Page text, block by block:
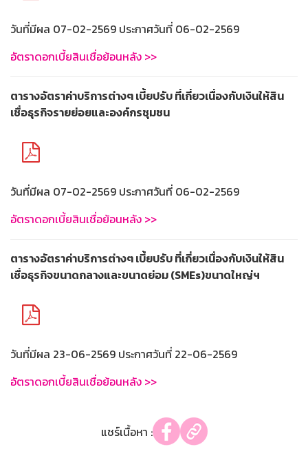
วันที่มีผล 07-02-2569 ประกาศวันที่ 06-02-2569
อัตราดอกเบี้ยสินเชื่อย้อนหลัง >>
ตารางอัตราค่าบริการต่างๆ เบี้ยปรับ ที่เกี่ยวเนื่องกับเงินให้สิน
เชื่อธุรกิจรายย่อยและองค์กรชุมชน
วันที่มีผล 07-02-2569 ประกาศวันที่ 06-02-2569
อัตราดอกเบี้ยสินเชื่อย้อนหลัง >>
ตารางอัตราค่าบริการต่างๆ เบี้ยปรับ ที่เกี่ยวเนื่องกับเงินให้สิน
เชื่อธุรกิจขนาดกลางและขนาดย่อม (SMEs)ขนาดใหญ่ฯ
วันที่มีผล 23-06-2569 ประกาศวันที่ 22-06-2569
อัตราดอกเบี้ยสินเชื่อย้อนหลัง >>
แชร์เนื้อหา :